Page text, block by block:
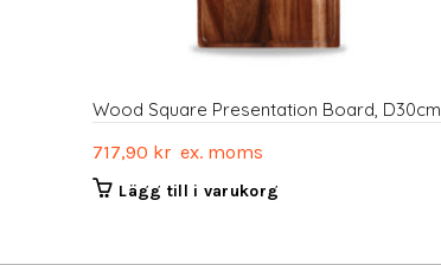
Wood Square Presentation Board, D30cm
717,90 kr ex. moms
Lägg till i varukorg